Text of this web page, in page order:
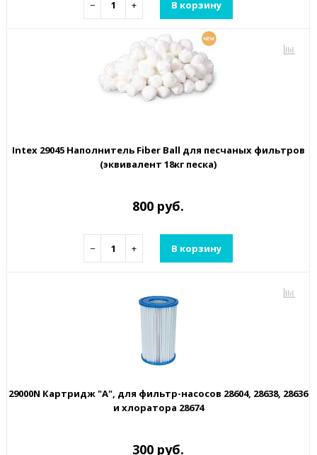
− + В корзину
Intex 29045 Наполнитель Fiber Ball для песчаных фильтров
(эквивалент 18кг песка)
800 руб.
− + В корзину
29000N Картридж "А", для фильтр-насосов 28604, 28638, 28636
и хлоратора 28674
300 руб.